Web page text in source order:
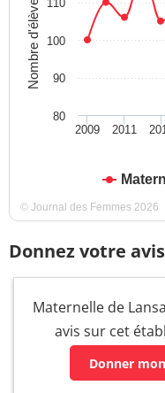
Nombre d'élèves
2009 2011
80
90
100
110
© Journal des Femmes 2026
Donnez votre
Maternelle de
avis sur cet
Donner